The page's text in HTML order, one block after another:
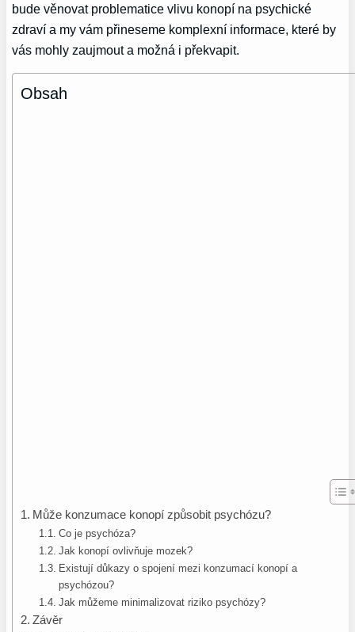
bude věnovat problematice vlivu konopí na psychické
zdraví a my vám přineseme komplexní informace, které by
vás mohly zaujmout a možná i překvapit.
Obsah
Může konzumace konopí způsobit psychózu?
Co je psychóza?
Jak konopí ovlivňuje mozek?
Existují důkazy o spojení mezi konzumací konopí a
psychózou?
Jak můžeme minimalizovat riziko psychózy?
Závěr